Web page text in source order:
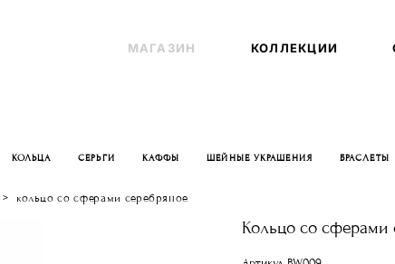
МАГАЗИН КОЛЛЕКЦИИ
МАГАЗИН КОЛЛЕКЦИИ
КОЛЬЦА СЕРЬГИ КАФФЫ ШЕЙНЫЕ УКРАШЕНИЯ БРАСЛЕТЫ
> кольцо со сферами серебряное
Кольцо со сферами